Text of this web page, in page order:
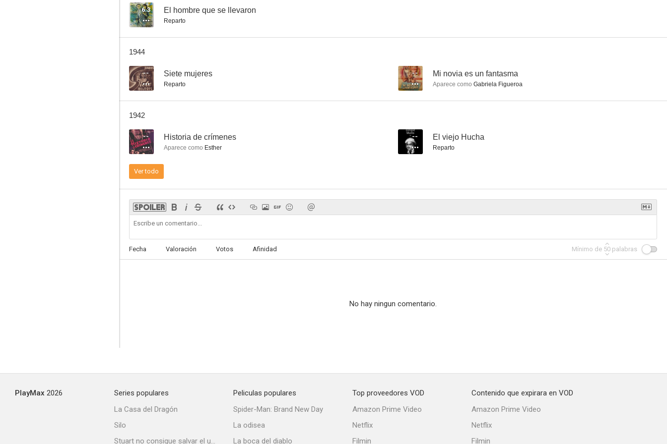
6.3 El hombre que se llevaron
Reparto
1944
-- Siete mujeres
Reparto
-- Mi novia es un fantasma
Aparece como Gabriela Figueroa
1942
-- Historia de crímenes
Aparece como Esther
-- El viejo Hucha
Reparto
Ver todo
Fecha Valoración Votos Afinidad Mínimo de 50 palabras
No hay ningun comentario.
PlayMax 2026
Series populares
La Casa del Dragón
Silo
Stuart no consigue salvar el universo
Peliculas populares
Spider-Man: Brand New Day
La odisea
La boca del diablo
Top proveedores VOD
Amazon Prime Video
Netflix
Filmin
Contenido que expirara en VOD
Amazon Prime Video
Netflix
Filmin